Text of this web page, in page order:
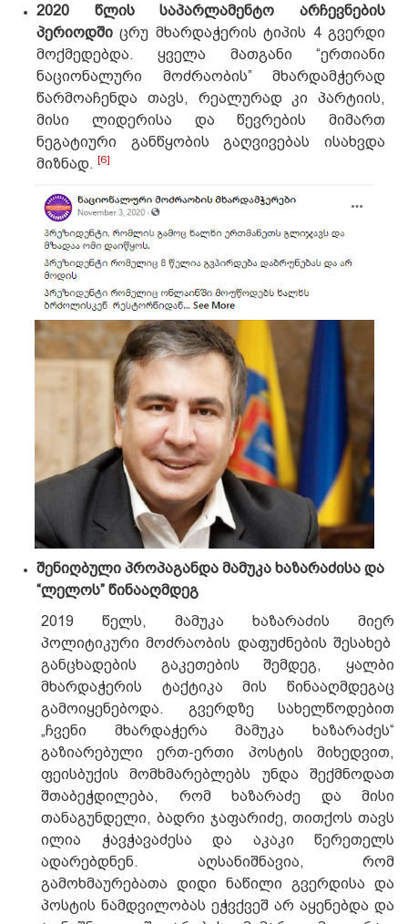
2020 წლის საპარლამენტო არჩევნების
პერიოდში ცრუ მხარდაჭერის ტიპის 4 გვერდი
მოქმედებდა. ყველა მათგანი “ერთიანი
ნაციონალური მოძრაობის” მხარდამჭერად
წარმოაჩენდა თავს, რეალურად კი პარტიის,
მისი ლიდერისა და წევრების მიმართ
ნეგატიური განწყობის გაღვივებას ისახვდა
მიზნად. [6]
შენიღბული პროპაგანდა მამუკა ხაზარაძისა და
“ლელოს” წინააღმდეგ
2019 წელს, მამუკა ხაზარაძის მიერ
პოლიტიკური მოძრაობის დაფუძნების შესახებ
განცხადების გაკეთების შემდეგ, ყალბი
მხარდაჭერის ტაქტიკა მის წინააღმდეგაც
გამოიყენებოდა. გვერდზე სახელწოდებით
„ჩვენი მხარდაჭერა მამუკა ხაზარაძეს“
გაზიარებული ერთ-ერთი პოსტის მიხედვით,
ფეისბუქის მომხმარებლებს უნდა შექმნოდათ
შთაბეჭდილება, რომ ხაზარაძე და მისი
თანაგუნდელი, ბადრი ჯაფარიძე, თითქოს თავს
ილია ჭავჭავაძესა და აკაკი წერეთელს
ადარებდნენ. აღსანიშნავია, რომ
გამოხმაურებათა დიდი ნაწილი გვერდისა და
პოსტის ნამდვილობას ეჭვქვეშ არ აყენებდა და